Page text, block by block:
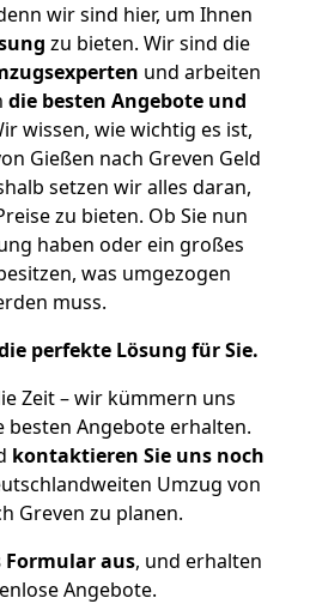
wir sind hier, um Ihnen
zu bieten. Wir sind die
und arbeiten
die besten Angebote und
wissen, wie wichtig es ist,
Gießen nach Greven Geld
setzen wir alles daran,
zu bieten. Ob Sie nun
haben oder ein großes
was umgezogen
muss.
perfekte Lösung für Sie.
Zeit – wir kümmern uns
besten Angebote erhalten.
kontaktieren Sie uns noch
Umzug von
Greven zu planen.
Formular aus, und erhalten
Angebote.